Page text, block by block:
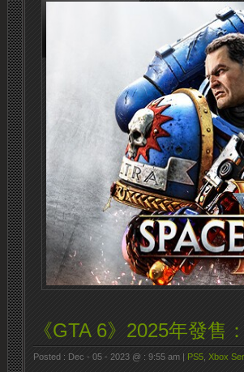
《GTA 6》2025年發售
Posted : Dec - 05 - 2023 @ : 9:55 am | PS5 Xbox